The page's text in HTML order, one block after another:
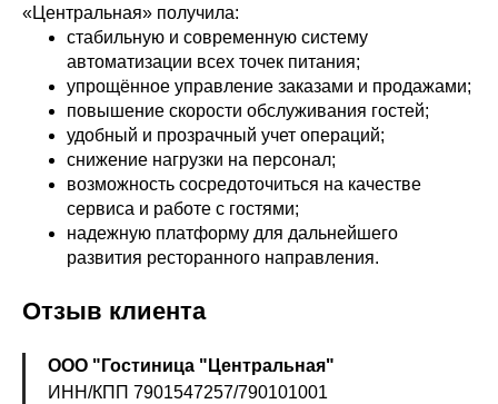
«Центральная» получила:
стабильную и современную систему
автоматизации всех точек питания;
упрощённое управление заказами и продажами;
повышение скорости обслуживания гостей;
удобный и прозрачный учет операций;
снижение нагрузки на персонал;
возможность сосредоточиться на качестве
сервиса и работе с гостями;
надежную платформу для дальнейшего
развития ресторанного направления.
Отзыв клиента
ООО "Гостиница "Центральная"
ИНН/КПП 7901547257/790101001